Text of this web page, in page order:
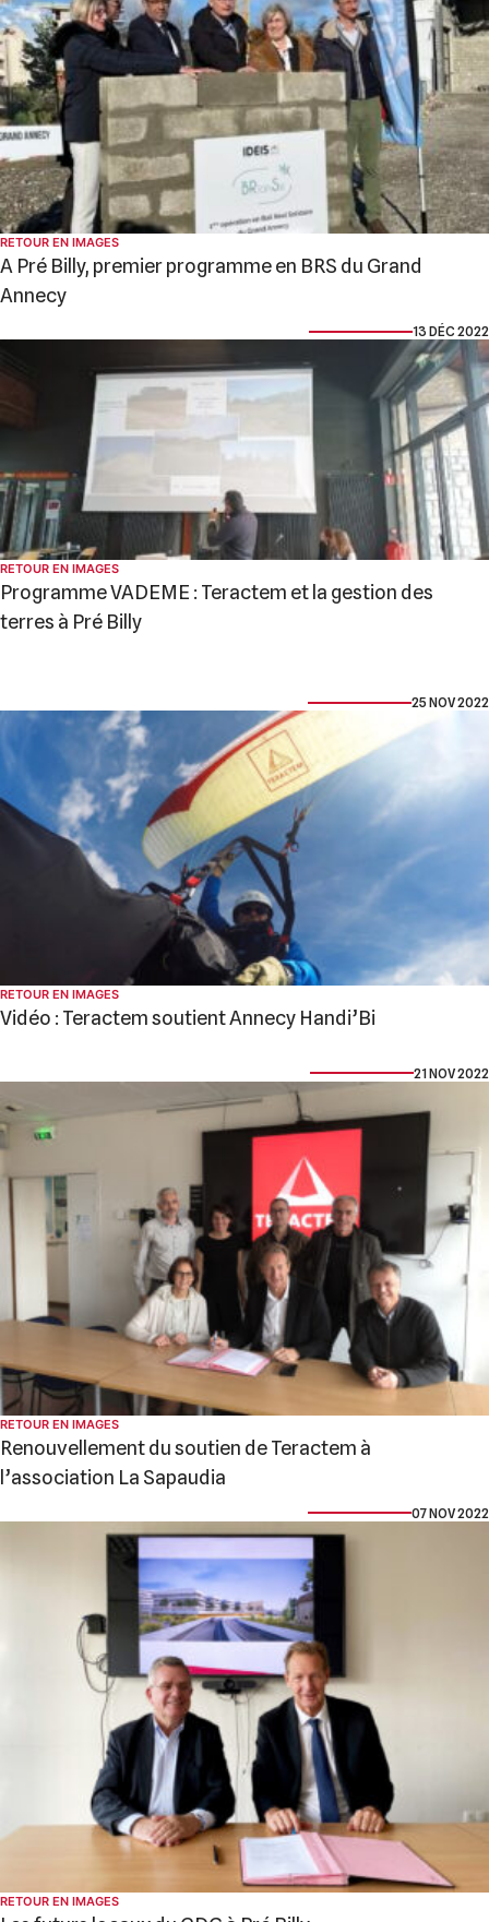
RETOUR EN IMAGES
A Pré Billy, premier programme en BRS du Grand
Annecy
13 DÉC 2022
RETOUR EN IMAGES
Programme VADEME : Teractem et la gestion des
terres à Pré Billy
25 NOV 2022
RETOUR EN IMAGES
Vidéo : Teractem soutient Annecy Handi’Bi
21 NOV 2022
RETOUR EN IMAGES
Renouvellement du soutien de Teractem à
l’association La Sapaudia
07 NOV 2022
RETOUR EN IMAGES